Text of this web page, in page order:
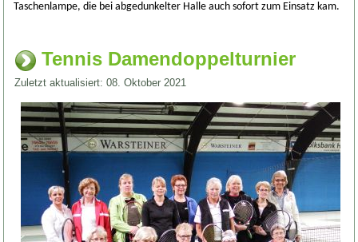
Taschenlampe, die bei abgedunkelter Halle auch sofort zum Einsatz kam.
Tennis Damendoppelturnier
Zuletzt aktualisiert: 08. Oktober 2021